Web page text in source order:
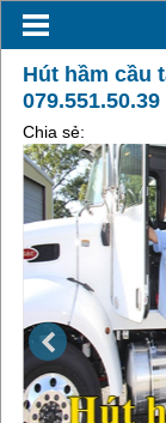
Hút hầm cầu
079.551.50.39
Chia sẻ: